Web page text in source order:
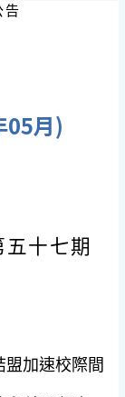
告
05月)
十七期
加速校際間